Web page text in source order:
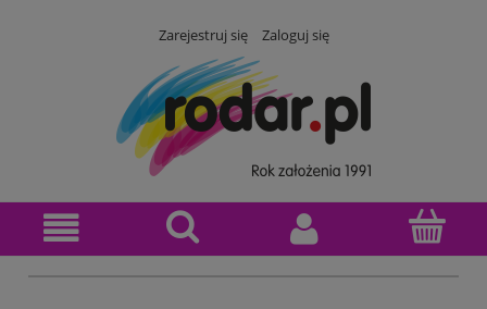
Zarejestruj się Zaloguj się